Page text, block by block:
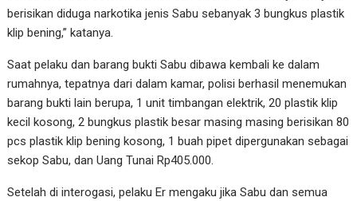
berisikan diduga narkotika jenis Sabu sebanyak 3 bungkus plastik
klip bening,” katanya.
Saat pelaku dan barang bukti Sabu dibawa kembali ke dalam
rumahnya, tepatnya dari dalam kamar, polisi berhasil menemukan
barang bukti lain berupa, 1 unit timbangan elektrik, 20 plastik klip
kecil kosong, 2 bungkus plastik besar masing masing berisikan 80
pcs plastik klip bening kosong, 1 buah pipet dipergunakan sebagai
sekop Sabu, dan Uang Tunai Rp405.000.
Setelah di interogasi, pelaku Er mengaku jika Sabu dan semua